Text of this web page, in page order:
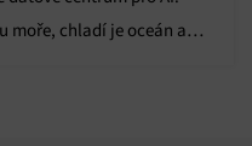
moře, chladí je oceán a